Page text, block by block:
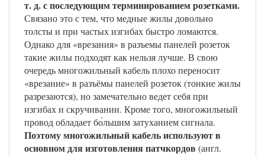
т. д. с последующим терминированием розетками.
Связано это с тем, что медные жилы довольно
толсты и при частых изгибах быстро ломаются.
Однако для «врезания» в разъемы панелей розеток
такие жилы подходят как нельзя лучше. В свою
очередь многожильный кабель плохо переносит
«врезание» в разъёмы панелей розеток (тонкие жилы
разрезаются), но замечательно ведет себя при
изгибах и скручивании. Кроме того, многожильный
провод обладает бо́льшим затуханием сигнала.
Поэтому многожильный кабель используют в
основном для изготовления патчкордов (англ.